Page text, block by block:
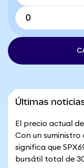
Últimas
El precio actual
Con un suministro
significa que
bursátil total de